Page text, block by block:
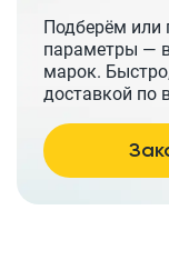
Подберём или
параметры —
марок.
доставкой по